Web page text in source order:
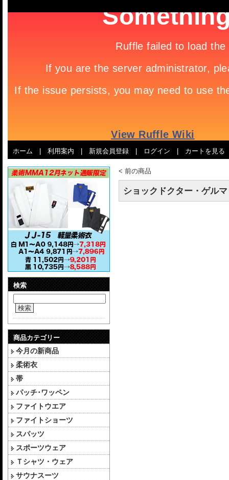
ホーム 利用案内 新規会員登録 ログイン カートを見る
検索
検索
商品カテゴリー
今月の新商品
柔術衣
帯
パッチ･ワッペン
ファイトウエア
ファイトショーツ
スパッツ
スポーツウェア
Ｔシャツ・ウェア
サウナスーツ
< 前の商品
ショックドクター・ゲル